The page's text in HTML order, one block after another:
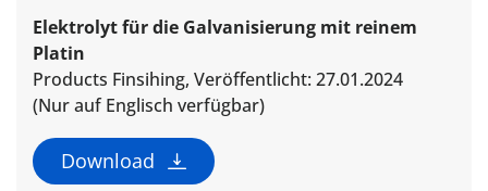
Elektrolyt für die Galvanisierung mit reinem
Platin
Products Finsihing, Veröffentlicht: 27.01.2024
(Nur auf Englisch verfügbar)
Download